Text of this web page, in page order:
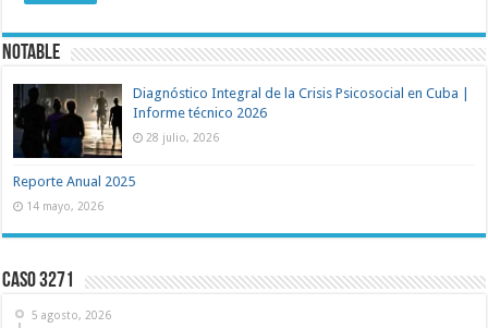
NOTABLE
Diagnóstico Integral de la Crisis Psicosocial en Cuba |
Informe técnico 2026
28 julio, 2026
Reporte Anual 2025
14 mayo, 2026
Caso 3271
5 agosto, 2026